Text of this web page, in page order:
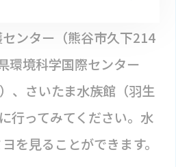
ンター（熊谷市久下214
環境科学国際センター
、さいたま水族館（羽生
行ってみてください。水
を見ることができます。